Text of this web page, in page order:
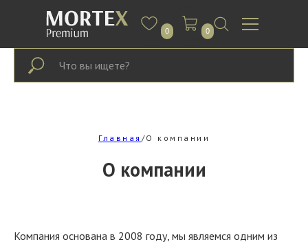
0 0
Главная /О компании
О компании
Компания основана в 2008 году, мы являемся одним из